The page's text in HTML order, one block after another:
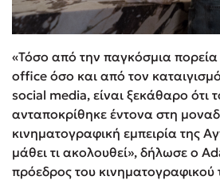
«Τόσο από την παγκόσμια πορεία
office όσο και από τον
social media, είναι ξεκάθαρο ότι
ανταποκρίθηκε έντονα στη
κινηματογραφική εμπειρία της
μάθει τι ακολουθεί», δήλωσε ο
πρόεδρος του κινηματογραφικού